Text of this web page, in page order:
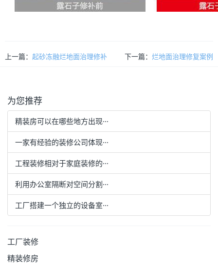
下一篇： 烂地面治理修复案例
上一篇： 起砂冻融烂地面治理修补
为您推荐
精装房可以在哪些地方出现···
一家有经验的装修公司体现···
工程装修相对于家庭装修的···
利用办公室隔断对空间分割···
工厂搭建一个独立的设备室···
工厂装修
精装修房